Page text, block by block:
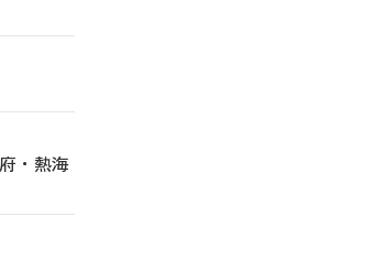
・熱海